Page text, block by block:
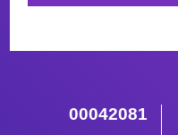
00042081